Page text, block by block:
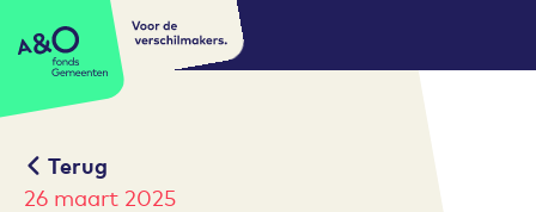
A&O fonds Gemeenten
Voor de
verschilmakers.
Terug
26 maart 2025